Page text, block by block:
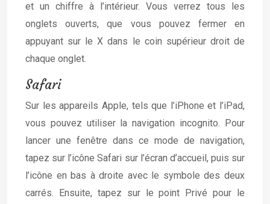
et un chiffre à l’intérieur. Vous verrez tous les
onglets ouverts, que vous pouvez fermer en
appuyant sur le X dans le coin supérieur droit de
chaque onglet.
Safari
Sur les appareils Apple, tels que l’iPhone et l’iPad,
vous pouvez utiliser la navigation incognito. Pour
lancer une fenêtre dans ce mode de navigation,
tapez sur l’icône Safari sur l’écran d’accueil, puis sur
l’icône en bas à droite avec le symbole des deux
carrés. Ensuite, tapez sur le point Privé pour le